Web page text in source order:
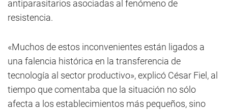
antiparasitarios asociadas al fenómeno de
resistencia.
«Muchos de estos inconvenientes están ligados a
una falencia histórica en la transferencia de
tecnología al sector productivo», explicó César Fiel, al
tiempo que comentaba que la situación no sólo
afecta a los establecimientos más pequeños, sino